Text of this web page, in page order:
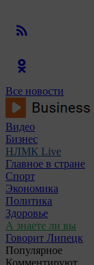
Все новости
Видео
Бизнес
НЛМК Live
Главное в стране
Спорт
Экономика
Политика
Здоровье
А знаете ли вы
Говорит Липецк
Популярное
Комментируют